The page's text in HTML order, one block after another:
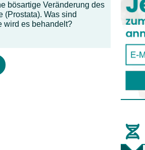
bösartige Veränderung des
(Prostata). Was sind
wird es behandelt?